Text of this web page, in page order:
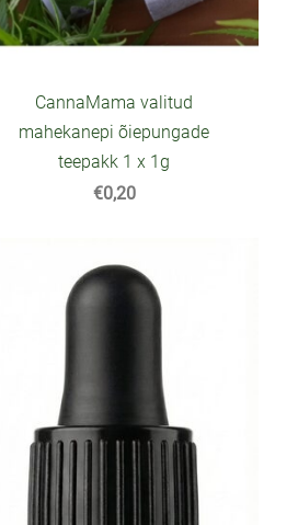
CannaMama valitud
mahekanepi õiepungade
teepakk 1 x 1g
€0,20